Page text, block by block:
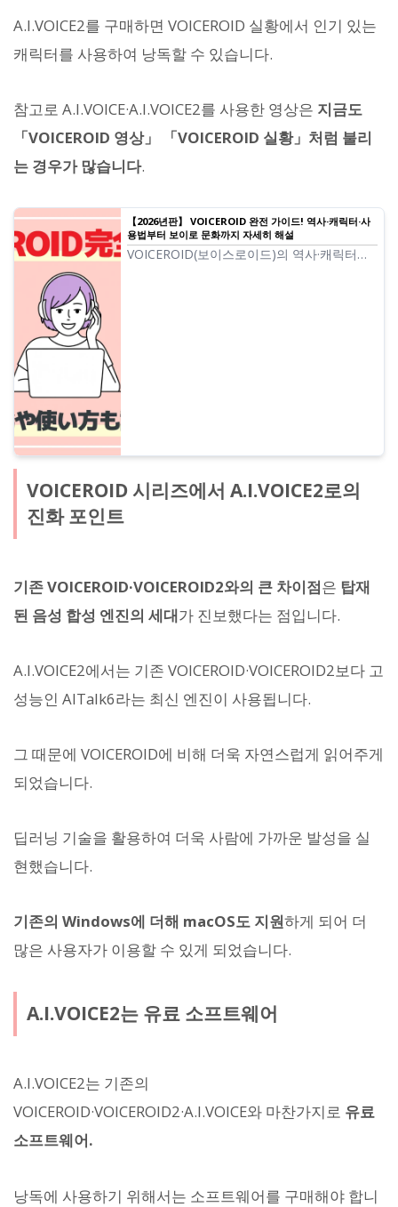
A.I.VOICE2를 구매하면 VOICEROID 실황에서 인기 있는
캐릭터를 사용하여 낭독할 수 있습니다.
참고로 A.I.VOICE·A.I.VOICE2를 사용한 영상은 지금도
「VOICEROID 영상」 「VOICEROID 실황」처럼 불리
는 경우가 많습니다.
【2026년판】 VOICEROID 완전 가이드! 역사·캐릭터·사
용법부터 보이로 문화까지 자세히 해설
VOICEROID(보이스로이드)의 역사·캐릭터
VOICEROID 시리즈에서 A.I.VOICE2로의
진화 포인트
기존 VOICEROID·VOICEROID2와의 큰 차이점은 탑재
된 음성 합성 엔진의 세대가 진보했다는 점입니다.
A.I.VOICE2에서는 기존 VOICEROID·VOICEROID2보다 고
성능인 AITalk6라는 최신 엔진이 사용됩니다.
그 때문에 VOICEROID에 비해 더욱 자연스럽게 읽어주게
되었습니다.
딥러닝 기술을 활용하여 더욱 사람에 가까운 발성을 실
현했습니다.
기존의 Windows에 더해 macOS도 지원하게 되어 더
많은 사용자가 이용할 수 있게 되었습니다.
A.I.VOICE2는 유료 소프트웨어
A.I.VOICE2는 기존의
VOICEROID·VOICEROID2·A.I.VOICE와 마찬가지로 유료
소프트웨어.
낭독에 사용하기 위해서는 소프트웨어를 구매해야 합니